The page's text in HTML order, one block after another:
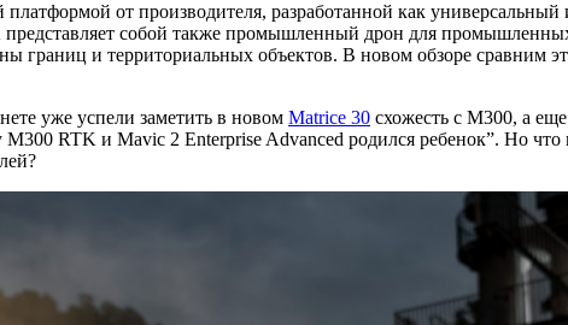
платформой от производителя, разработанной как
собой также промышленный дрон для
границ и территориальных объектов. В новом обзоре
уже успели заметить в новом Matrice 30 схожесть с M300, а
RTK и Mavic 2 Enterprise Advanced родился ребенок”. Но